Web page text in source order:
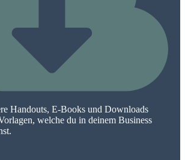
Handouts, E-Books und Downloads
welche du in deinem Business